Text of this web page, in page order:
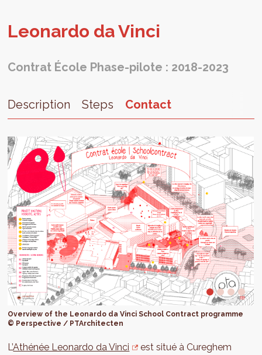
Leonardo da Vinci
Contrat École Phase-pilote : 2018-2023
Description Steps Contact
Overview of the Leonardo da Vinci School Contract programme
© Perspective / PTArchitecten
L’Athénée Leonardo da Vinci
est situé à Cureghem